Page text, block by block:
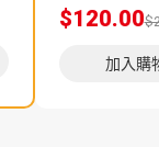
$120.00
加入購